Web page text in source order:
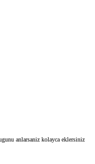
anlarsaniz kolayca eklersiniz